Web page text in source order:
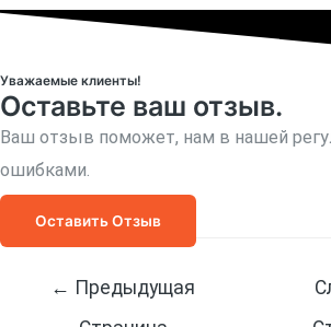
Уважаемые клиенты!
Оставьте ваш отзыв.
Ваш отзыв поможет, нам в нашей
ошибками.
Оставить Отзыв
Навигация
← Предыдущая